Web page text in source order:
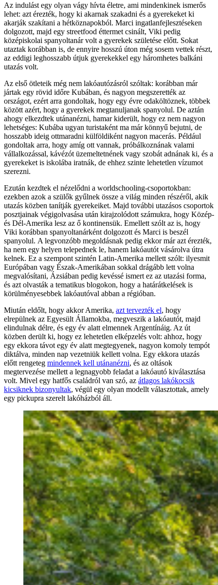
Az indulást egy olyan vágy hívta életre, ami mindenkinek ismerős
lehet: azt érezték, hogy ki akarnak szakadni és a gyerekeket ki
akarják szakítani a hétköznapokból. Marci ingatlanfejlesztéseken
dolgozott, majd egy streetfood éttermet csinált, Viki pedig
középiskolai spanyoltanár volt a gyerekek születése előtt. Sokat
utaztak korábban is, de ennyire hosszú úton még sosem vettek részt,
az eddigi leghosszabb útjuk gyerekekkel egy háromhetes balkáni
utazás volt.
Az első ötleteik még nem lakóautózásról szóltak: korábban már
jártak egy rövid időre Kubában, és nagyon megszerették az
országot, ezért arra gondoltak, hogy egy évre odaköltöznek, többek
között azért, hogy a gyerekek megtanuljanak spanyolul. De aztán
ahogy elkezdtek utánanézni, hamar kiderült, hogy ez nem nagyon
lehetséges: Kubába ugyan turistaként ma már könnyű bejutni, de
hosszabb ideig ottmaradni külföldiként nagyon macerás. Például
gondoltak arra, hogy amíg ott vannak, próbálkoznának valami
vállalkozással, kávézót üzemeltetnének vagy szobát adnának ki, és a
gyerekeket is iskolába iratnák, de ehhez szinte lehetetlen vízumot
szerezni.
Ezután kezdtek el nézelődni a worldschooling-csoportokban:
ezekben azok a szülők gyűlnek össze a világ minden részéről, akik
utazás közben tanítják gyerekeiket. Majd további utazásos csoportok
posztjainak végigolvasása után kirajzolódott számukra, hogy Közép-
és Dél-Amerika lesz az ő kontinensük. Emellett szólt az is, hogy
Viki korábban spanyoltanárként dolgozott és Marci is beszél
spanyolul. A legvonzóbb megoldásnak pedig ekkor már azt érezték,
ha nem egy helyen telepednek le, hanem lakóautót vásárolva útra
kelnek. Ez a szempont szintén Latin-Amerika mellett szólt: ilyesmit
Európában vagy Észak-Amerikában sokkal drágább lett volna
megvalósítani, Ázsiában pedig kevéssé ismert ez az utazási forma,
és azt olvasták a tematikus blogokon, hogy a határátkelések is
körülményesebbek lakóautóval abban a régióban.
Miután eldőlt, hogy akkor Amerika, azt tervezték el, hogy
elrepülnek az Egyesült Államokba, megveszik a lakóautót, majd
elindulnak délre, és egy év alatt elmennek Argentínáig. Az út
közben derült ki, hogy ez lehetetlen elképzelés volt: ahhoz, hogy
egy ekkora távot egy év alatt megtegyenek, nagyon komoly tempót
diktálva, minden nap vezetniük kellett volna. Egy ekkora utazás
előtt rengeteg mindennek kell utánanézni, és az oltások
megtervezése mellett a legnagyobb feladat a lakóautó kiválasztása
volt. Mivel egy hatfős családról van szó, az átlagos lakókocsik
kicsiknek bizonyultak, végül egy olyan modellt választottak, amely
egy pickupra szerelt lakóházból áll.